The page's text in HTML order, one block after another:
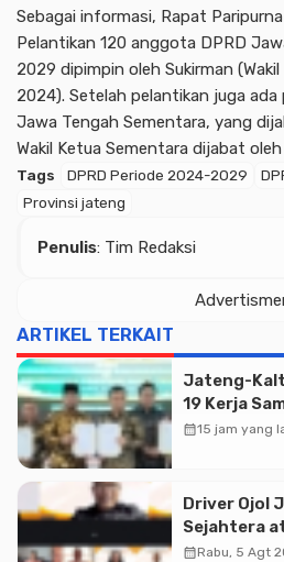
Sebagai informasi, Rapat
Pelantikan 120 anggota DPRD
2029 dipimpin oleh Sukirman
2024). Setelah pelantikan juga ada
Jawa Tengah Sementara, yang
Wakil Ketua Sementara dijabat
Tags DPRD Periode 2024-2029
Provinsi jateng
Penulis: Tim Redaksi
ARTIKEL TERKAIT
Jateng-
19 Kerja
20,2 Triliun
calendar_month15 jam yang
Driver Ojol
Sejahtera
Temuan
calendar_monthRabu, 5 Agt